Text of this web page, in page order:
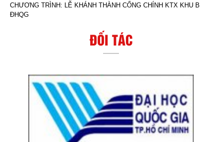
CHƯƠNG TRÌNH: LỄ KHÁNH THÀNH CỔNG CHÍNH KTX KHU B
ĐHQG
ĐỐI TÁC